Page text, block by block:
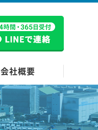
会社概要